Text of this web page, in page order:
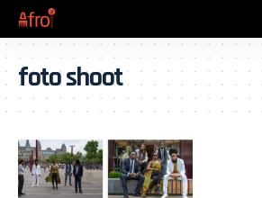
foto shoot